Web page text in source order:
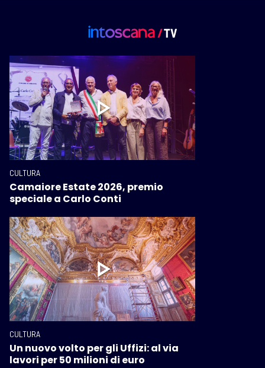
CULTURA
Camaiore Estate 2026, premio
speciale a Carlo Conti
CULTURA
Un nuovo volto per gli Uffizi: al via
lavori per 50 milioni di euro